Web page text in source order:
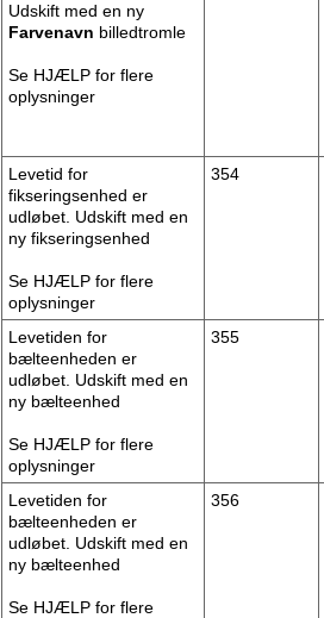
Udskift med en ny
Farvenavn billedtromle
Se HJÆLP for flere
oplysninger
Levetid for
fikseringsenhed er
udløbet. Udskift med en
ny fikseringsenhed
Se HJÆLP for flere
oplysninger
354
Levetiden for
bælteenheden er
udløbet. Udskift med en
ny bælteenhed
Se HJÆLP for flere
oplysninger
355
Levetiden for
bælteenheden er
udløbet. Udskift med en
ny bælteenhed
Se HJÆLP for flere
356